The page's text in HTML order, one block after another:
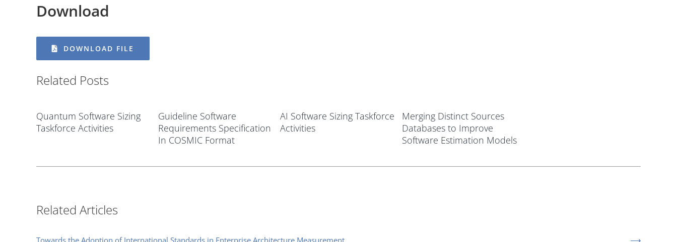
Download
DOWNLOAD FILE
Related Posts
Quantum Software Sizing
Taskforce Activities
Guideline Software
Requirements Specification
In COSMIC Format
AI Software Sizing Taskforce
Activities
Merging Distinct Sources
Databases to Improve
Software Estimation Models
Related Articles